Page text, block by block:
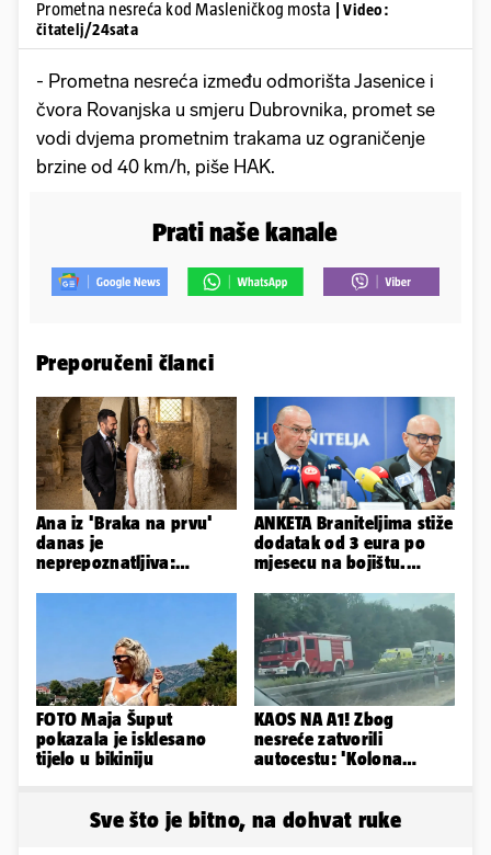
Prometna nesreća kod Masleničkog mosta
| Video:
čitatelj/24sata
- Prometna nesreća između odmorišta Jasenice i
čvora Rovanjska u smjeru Dubrovnika, promet se
vodi dvjema prometnim trakama uz ograničenje
brzine od 40 km/h, piše HAK.
Prati naše kanale
Preporučeni članci
Ana iz 'Braka na prvu'
danas je
neprepoznatljiva:
ANKETA Braniteljima stiže
dodatak od 3 eura po
mjesecu na bojištu.
FOTO Maja Šuput
pokazala je isklesano
tijelo u bikiniju
KAOS NA A1! Zbog
nesreće zatvorili
autocestu: 'Kolona
Sve što je bitno, na dohvat ruke